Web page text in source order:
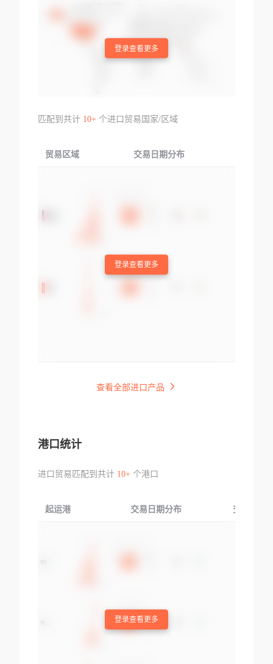
登录查看更多
匹配到共计 10+个进口贸易国家/区域
贸易区域 交易日期分布
登录查看更多
查看全部进口产品
港口统计
进口贸易匹配到共计 10+个港口
起运港 交易日期分布 交易产品
登录查看更多